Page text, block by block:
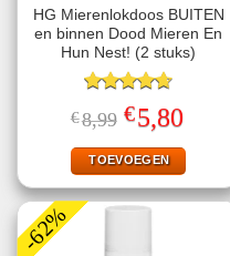
HG Mierenlokdoos BUITEN
en binnen Dood Mieren En
Hun Nest! (2 stuks)
Gewaardeerd
4.67uit 5
€8,99 Oorspronkelijke
prijs
was:
€8,99.
€5,80
is:
€5,80.
TOEVOEGEN
-62%